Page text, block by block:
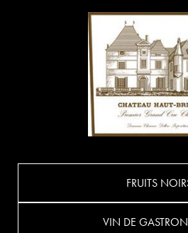
FRUITS
VIN DE